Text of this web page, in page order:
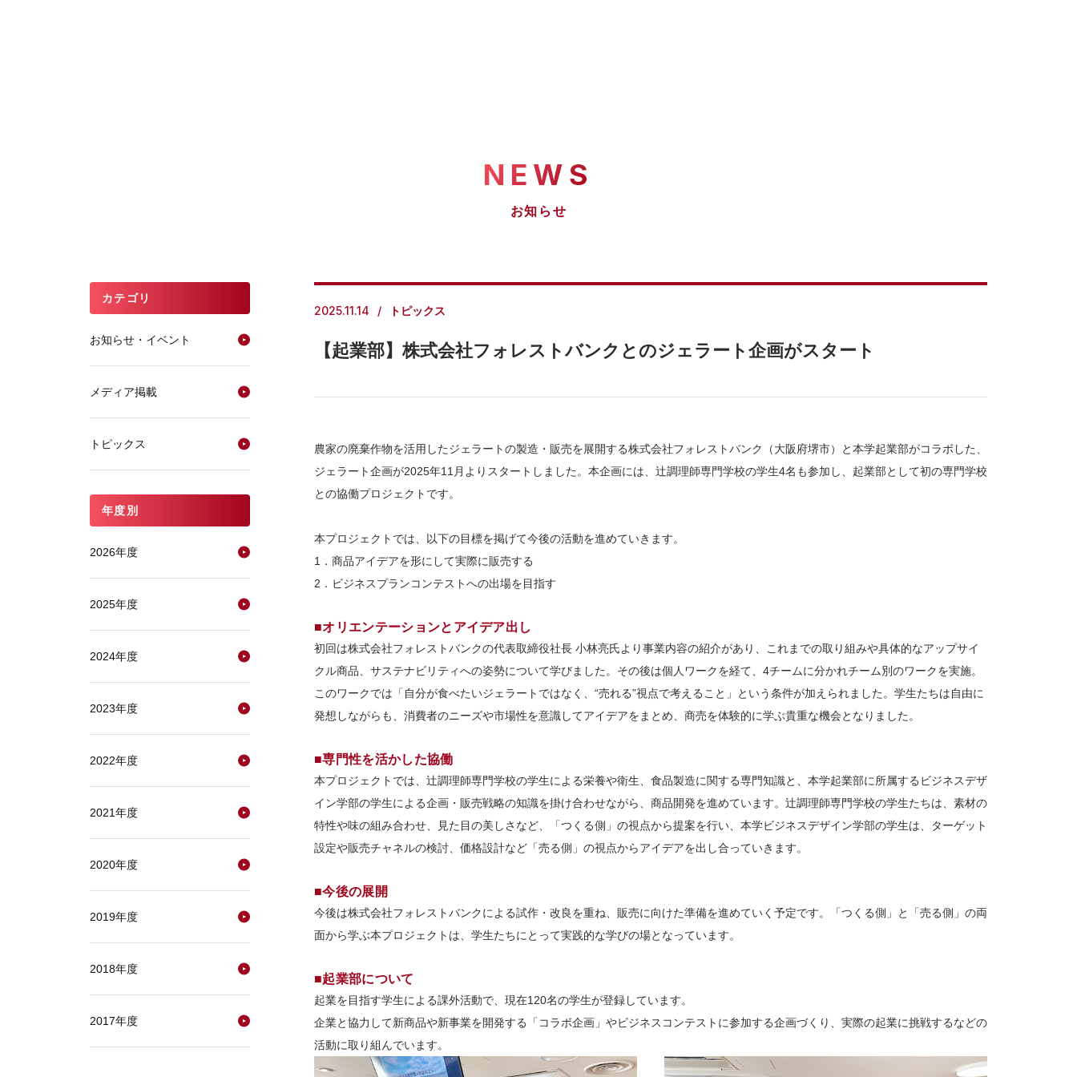
NEWS
お知らせ
2025.11.14 トピックス
【起業部】株式会社フォレストバンクとのジェラート企画がスタート
農家の廃棄作物を活用したジェラートの製造・販売を展開する株式会社フォレストバンク（大阪府堺市）と本学起業部がコラボした、
ジェラート企画が2025年11月よりスタートしました。本企画には、辻調理師専門学校の学生4名も参加し、起業部として初の専門学校
との協働プロジェクトです。
本プロジェクトでは、以下の目標を掲げて今後の活動を進めていきます。
1．商品アイデアを形にして実際に販売する
2．ビジネスプランコンテストへの出場を目指す
■オリエンテーションとアイデア出し
初回は株式会社フォレストバンクの代表取締役社長 小林亮氏より事業内容の紹介があり、これまでの取り組みや具体的なアップサイ
クル商品、サステナビリティへの姿勢について学びました。その後は個人ワークを経て、4チームに分かれチーム別のワークを実施。
このワークでは「自分が食べたいジェラートではなく、“売れる”視点で考えること」という条件が加えられました。学生たちは自由に
発想しながらも、消費者のニーズや市場性を意識してアイデアをまとめ、商売を体験的に学ぶ貴重な機会となりました。
■専門性を活かした協働
本プロジェクトでは、辻調理師専門学校の学生による栄養や衛生、食品製造に関する専門知識と、本学起業部に所属するビジネスデザ
イン学部の学生による企画・販売戦略の知識を掛け合わせながら、商品開発を進めています。辻調理師専門学校の学生たちは、素材の
特性や味の組み合わせ、見た目の美しさなど、「つくる側」の視点から提案を行い、本学ビジネスデザイン学部の学生は、ターゲット
設定や販売チャネルの検討、価格設計など「売る側」の視点からアイデアを出し合っていきます。
■今後の展開
今後は株式会社フォレストバンクによる試作・改良を重ね、販売に向けた準備を進めていく予定です。「つくる側」と「売る側」の両
面から学ぶ本プロジェクトは、学生たちにとって実践的な学びの場となっています。
■起業部について
起業を目指す学生による課外活動で、現在120名の学生が登録しています。
企業と協力して新商品や新事業を開発する「コラボ企画」やビジネスコンテストに参加する企画づくり、実際の起業に挑戦するなどの
活動に取り組んでいます。
カテゴリ
お知らせ・イベント
メディア掲載
トピックス
年度別
2026年度
2025年度
2024年度
2023年度
2022年度
2021年度
2020年度
2019年度
2018年度
2017年度